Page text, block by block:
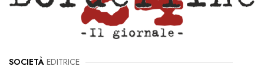
SOCIETÀ EDITRICE